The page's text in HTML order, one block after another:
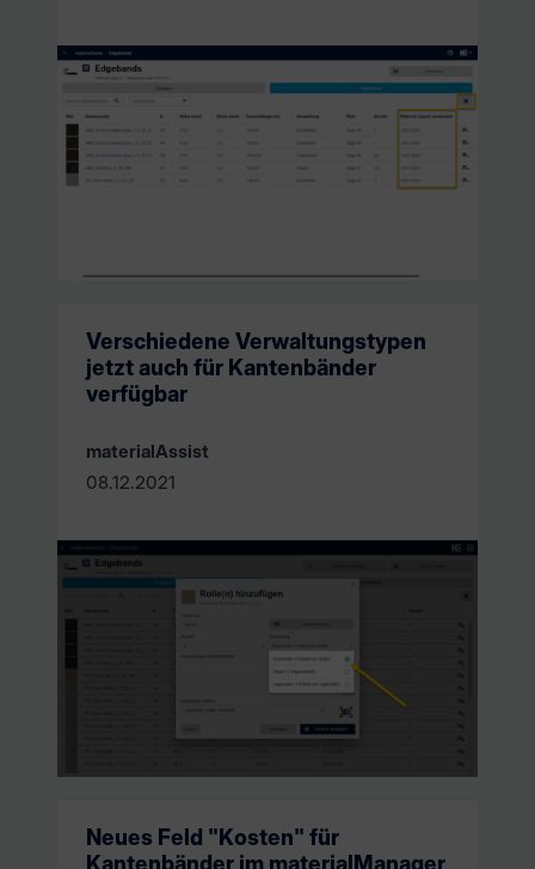
Verschiedene Verwaltungstypen
jetzt auch für Kantenbänder
verfügbar
materialAssist
08.12.2021
Neues Feld "Kosten" für
Kantenbänder im materialManager